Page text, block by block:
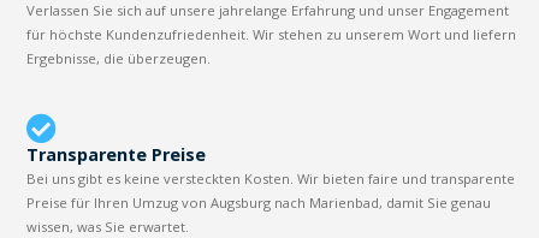
Verlassen Sie sich auf unsere jahrelange Erfahrung und unser Engagement
für höchste Kundenzufriedenheit. Wir stehen zu unserem Wort und liefern
Ergebnisse, die überzeugen.
Transparente Preise
Bei uns gibt es keine versteckten Kosten. Wir bieten faire und transparente
Preise für Ihren Umzug von Augsburg nach Marienbad, damit Sie genau
wissen, was Sie erwartet.